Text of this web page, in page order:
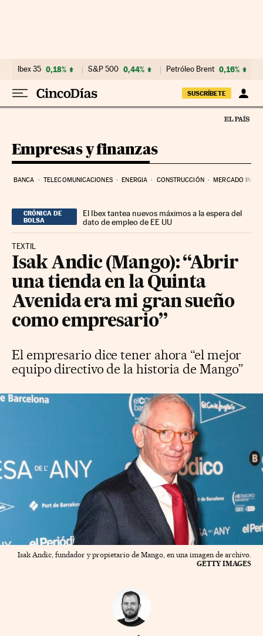
Ibex 35 0,18% S&P 500 0,44% Petróleo Brent 0,16%
SUSCRÍBETE
Empresas y finanzas
BANCA TELECOMUNICACIONES ENERGIA CONSTRUCCIÓN MERCADO
CRÓNICA DE
BOLSA
El Ibex tantea nuevos máximos a la espera del
dato de empleo de EE UU
TEXTIL
Isak Andic (Mango): “Abrir
una tienda en la Quinta
Avenida era mi gran sueño
como empresario”
El empresario dice tener ahora “el mejor
equipo directivo de la historia de Mango”
Isak Andic, fundador y propietario de Mango, en una imagen de archivo.
GETTY IMAGES